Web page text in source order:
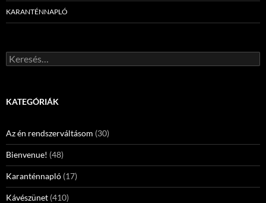
KARANTÉNNAPLÓ
Keresés:
KATEGÓRIÁK
Az én rendszerváltásom (30)
Bienvenue! (48)
Karanténnapló (17)
Kávészünet (410)